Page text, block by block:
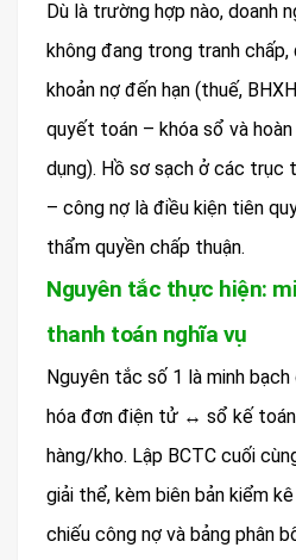
Dù là trường hợp nào, doanh
không đang trong tranh
khoản nợ đến hạn (thuế,
quyết toán – khóa sổ và
dụng). Hồ sơ sạch ở các trục
– công nợ là điều kiện tiên
thẩm quyền chấp thuận.
Nguyên tắc thực hiện:
thanh toán nghĩa vụ
Nguyên tắc số 1 là minh
hóa đơn điện tử ↔ sổ kế
hàng/kho. Lập BCTC cuối
giải thể, kèm biên bản kiểm
chiếu công nợ và bảng phân